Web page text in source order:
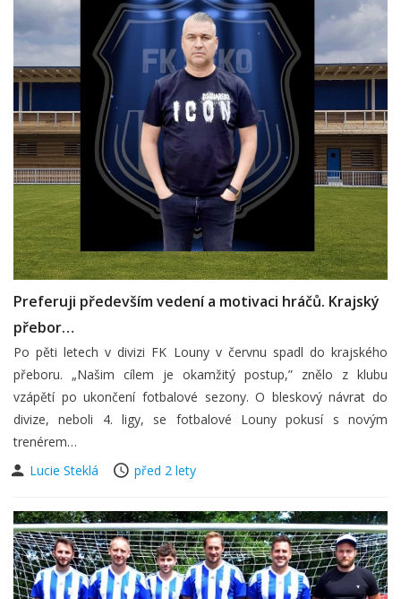
Preferuji především vedení a motivaci hráčů. Krajský
přebor…
Po pěti letech v divizi FK Louny v červnu spadl do krajského
přeboru. „Našim cílem je okamžitý postup,” znělo z klubu
vzápětí po ukončení fotbalové sezony. O bleskový návrat do
divize, neboli 4. ligy, se fotbalové Louny pokusí s novým
trenérem…
Lucie Steklá
před 2 lety